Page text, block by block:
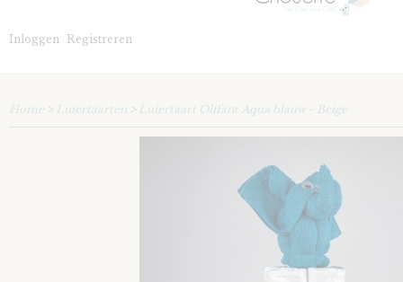
Inloggen Registreren
Home > Luiertaarten > Luiertaart Olifant Aqua blauw - Beige